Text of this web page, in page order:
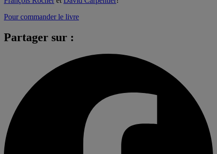
Pour commander le livre
Partager sur :